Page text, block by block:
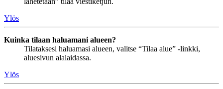
Ylös
Kuinka tilaan haluamani alueen?
Tilataksesi haluamasi alueen, valitse “Tilaa alue” -linkki,
aluesivun alalaidassa.
Ylös